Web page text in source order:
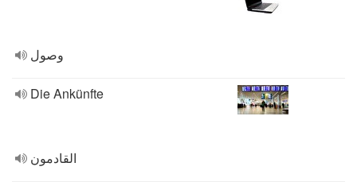
وصول
Die Ankünfte
القادمون